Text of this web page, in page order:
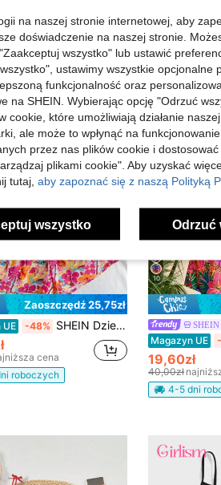
Zaoszczędź 25,75zł
UE -48% SHEIN Dziewczęcy kombinezon z kokardą i krzyżującymi się tropikalno-kwiatowymi wzorami, idealny dla mamy i córki
cena
roboczych
10
Magazyn UE
19,60zł
40,00zł
4-5 dni
na naszej stronie internetowej, aby
doświadczenie na naszej stronie.
wszystko" lub ustawić
ustawimy wszystkie opcjonalne
funkcjonalność oraz
na SHEIN. Wybierając opcję "Odrzuć
cookie, które umożliwiają działanie
ale może to wpłynąć na
przez nas plików cookie i
plikami cookie". Aby uzyskać
tutaj, aby zapoznać się z naszą Polityką
wszystko Odrzuć